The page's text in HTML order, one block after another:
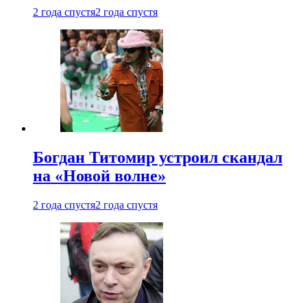
2 года спустя2 года спустя
Богдан Титомир устроил скандал
на «Новой волне»
2 года спустя2 года спустя